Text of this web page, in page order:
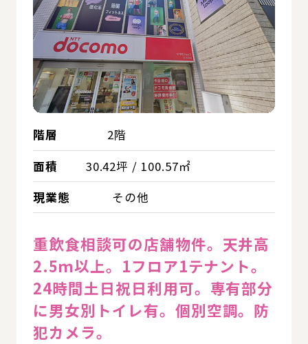
階層
2階
面積
30.42坪 / 100.57㎡
現業態
その他
重飲食相談可の店舗物件。天井⾼
2.5ｍ以上。1フロア1テナント。
24時間⼟⽇祝⽇利⽤可。専有部分
に男⼥別トイレ有。個別空調。防
犯カメラ。